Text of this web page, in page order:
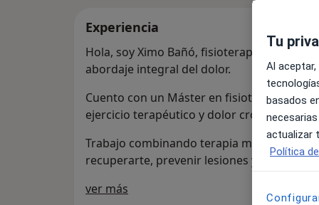
Experiencia
Hola, soy Ximo Bañó, fisioterapeuta y
abordaje integral del dolor.
Cuento con un Máster en fisioterapia
ejercicio terapéutico y dolor crónico.
Trabajo combinando terapia manual y
recuperarte, prevenir lesiones y alcanzar
ver más
Tu
Al
basados
actualizar
Política